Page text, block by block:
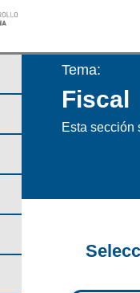
Tema:
Fiscal
Esta sección